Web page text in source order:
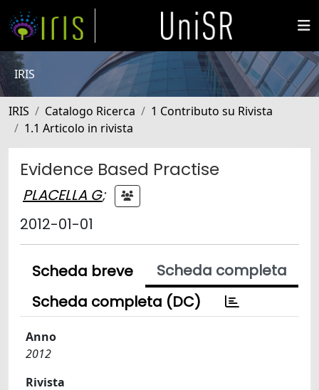
IRIS
IRIS Catalogo Ricerca
1 Contributo su Rivista
1.1 Articolo in rivista
Evidence Based Practise
PLACELLA G;
2012-01-01
Scheda breve
Scheda completa
Scheda completa (DC)
Anno
2012
Rivista